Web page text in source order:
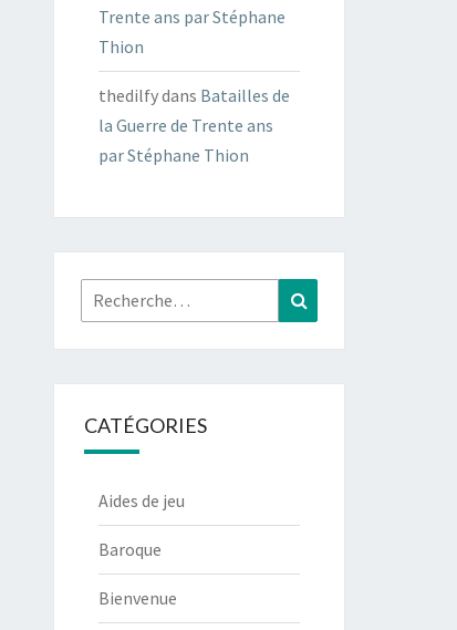
Trente ans par Stéphane
Thion
thedilfydans Batailles de
la Guerre de Trente ans
par Stéphane Thion
Rechercher :
CATÉGORIES
Aides de jeu
Baroque
Bienvenue